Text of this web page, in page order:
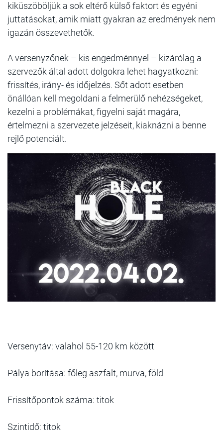
kiküszöböljük a sok eltérő külső faktort és egyéni
juttatásokat, amik miatt gyakran az eredmények nem
igazán összevethetők.
A versenyzőnek – kis engedménnyel – kizárólag a
szervezők által adott dolgokra lehet hagyatkozni:
frissítés, irány- és időjelzés. Sőt adott esetben
önállóan kell megoldani a felmerülő nehézségeket,
kezelni a problémákat, figyelni saját magára,
értelmezni a szervezete jelzéseit, kiaknázni a benne
rejlő potenciált.
Versenytáv: valahol 55-120 km között
Pálya borítása: főleg aszfalt, murva, föld
Frissítőpontok száma: titok
Szintidő: titok